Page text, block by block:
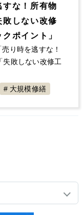
な！所有物
しない改修
ポイント」
り時を逃すな！
失敗しない改修工
大規模修繕